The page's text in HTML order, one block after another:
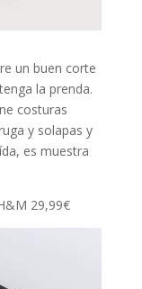
un buen corte
la prenda.
costuras
y solapas y
es muestra
29,99€